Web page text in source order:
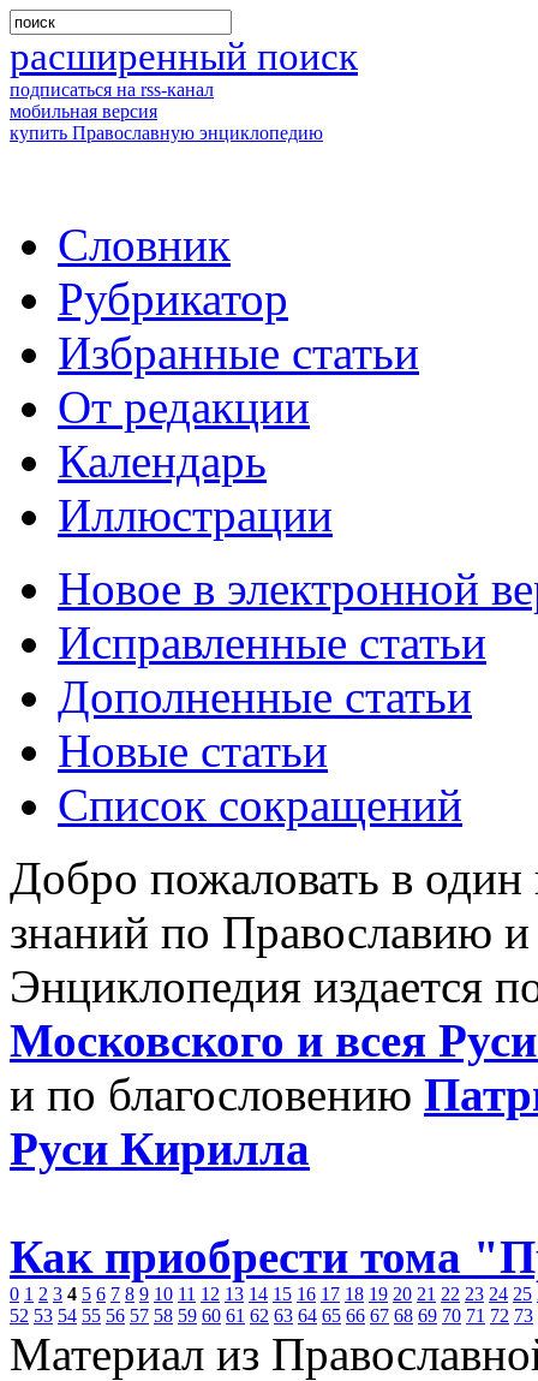
расширенный поиск
подписаться на rss-канал
мобильная версия
купить Православную энциклопедию
Словник
Рубрикатор
Избранные статьи
От редакции
Календарь
Иллюстрации
Новое в электронной
Исправленные статьи
Дополненные статьи
Новые статьи
Список сокращений
Добро пожаловать в
знаний по Православию
Энциклопедия издается
Московского и всея
и по благословению
Руси Кирилла
Как приобрести тома
0 1 2 3 4 5 6 7 8 9 10 11 12 13 14 15 16 17 18 19 20 21 22 23 24 25
52 53 54 55 56 57 58 59 60 61 62 63 64 65 66 67 68 69 70 71 72 73
Материал из